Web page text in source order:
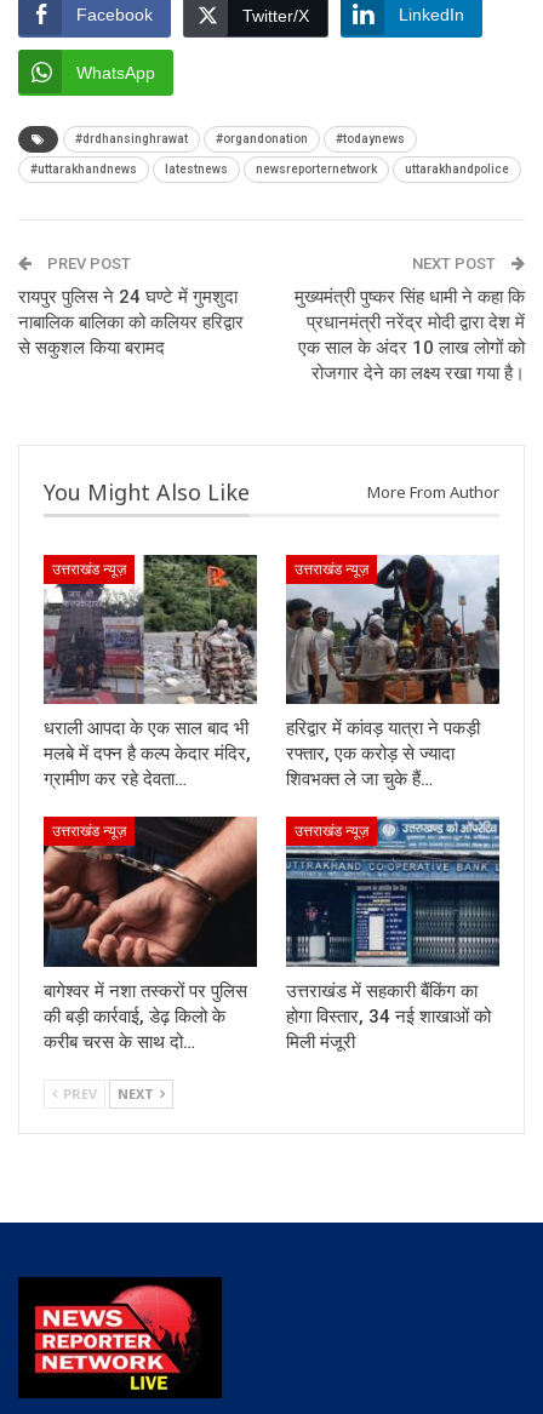
Facebook Twitter/X LinkedIn
WhatsApp
#drdhansinghrawat #organdonation #todaynews
#uttarakhandnews latestnews newsreporternetwork uttarakhandpolice
PREV POST
रायपुर पुलिस ने 24 घण्टे में गुमशुदा
नाबालिक बालिका को कलियर हरिद्वार
से सकुशल किया बरामद
NEXT POST
मुख्यमंत्री पुष्कर सिंह धामी ने कहा कि
प्रधानमंत्री नरेंद्र मोदी द्वारा देश में
एक साल के अंदर 10 लाख लोगों को
रोजगार देने का लक्ष्य रखा गया है।
You Might Also Like More From Author
उत्तराखंड न्यूज़
धराली आपदा के एक साल बाद भी
मलबे में दफ्न है कल्प केदार मंदिर,
ग्रामीण कर रहे देवता…
उत्तराखंड न्यूज़
हरिद्वार में कांवड़ यात्रा ने पकड़ी
रफ्तार, एक करोड़ से ज्यादा
शिवभक्त ले जा चुके हैं…
उत्तराखंड न्यूज़
बागेश्वर में नशा तस्करों पर पुलिस
की बड़ी कार्रवाई, डेढ़ किलो के
करीब चरस के साथ दो…
उत्तराखंड न्यूज़
उत्तराखंड में सहकारी बैंकिंग का
होगा विस्तार, 34 नई शाखाओं को
मिली मंजूरी
PREV NEXT